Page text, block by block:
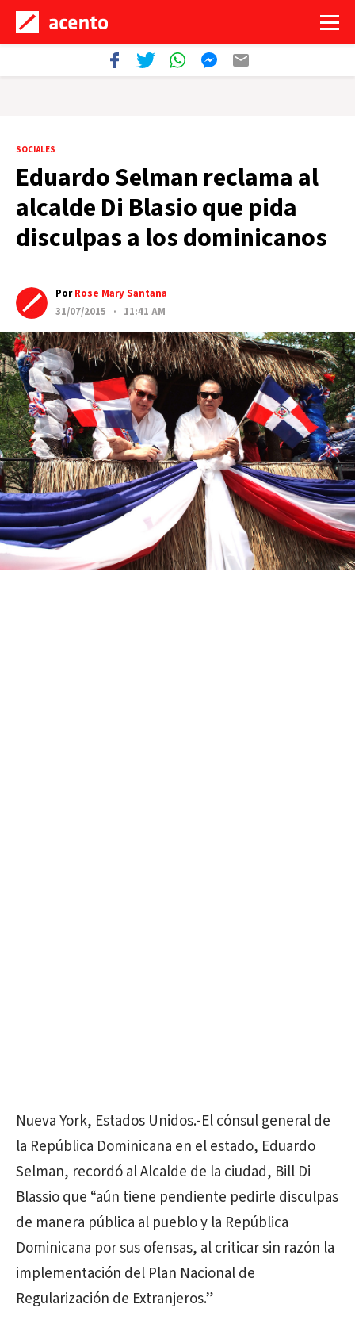
SOCIALES
Eduardo Selman reclama al
alcalde Di Blasio que pida
disculpas a los dominicanos
PorRose Mary Santana
31/07/2015 · 11:41 AM
Nueva York, Estados Unidos.-El cónsul general de
la República Dominicana en el estado, Eduardo
Selman, recordó al Alcalde de la ciudad, Bill Di
Blassio que “aún tiene pendiente pedirle disculpas
de manera pública al pueblo y la República
Dominicana por sus ofensas, al criticar sin razón la
implementación del Plan Nacional de
Regularización de Extranjeros.”